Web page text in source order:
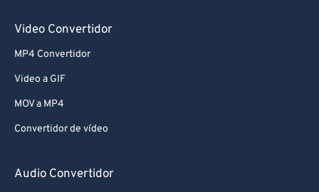
Video Convertidor
MP4 Convertidor
Video a GIF
MOV a MP4
Convertidor de vídeo
Audio Convertidor